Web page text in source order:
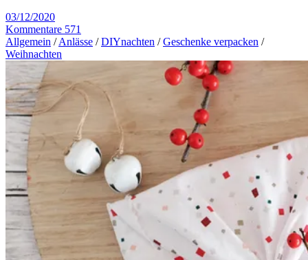
03/12/2020
Kommentare 571
Allgemein /Anlässe /DIYnachten /Geschenke verpacken /
Weihnachten